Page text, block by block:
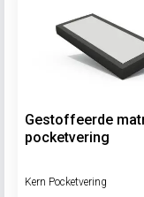
Gestoffeerde
pocketvering
Kern Pocketvering